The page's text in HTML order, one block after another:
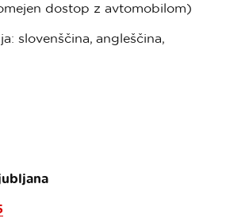
dostop z avtomobilom)
slovenščina, angleščina,